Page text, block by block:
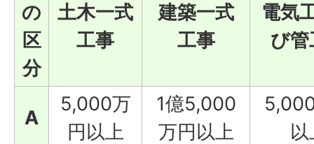
の
区
分
土木一式
工事
建築一式
工事
電気
び管
A
5,000万
円以上
1億5,000
万円以上
以